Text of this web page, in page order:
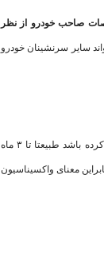
صاحب خودرو از نظر
سایر سرنشینان خودرو
فرهادی تاکید کرد: معنای واکسیناسیون کامل آن است که فرد در چرخه واکسیناسیون باشد. اگر فردی تازه واکسن دز دوم را تزریق کرده باشد طبیعتا تا ۳ ماه
معنای واکسیناسیون